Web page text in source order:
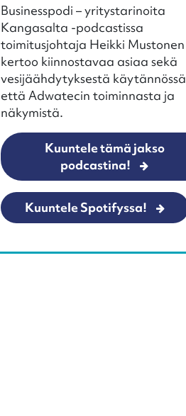
Businesspodi – yritystarinoita
Kangasalta -podcastissa
toimitusjohtaja Heikki Mustonen
kertoo kiinnostavaa asiaa sekä
vesijäähdytyksestä käytännössä
että Adwatecin toiminnasta ja
näkymistä.
Kuuntele tämä jakso
podcastina!
Kuuntele Spotifyssa!